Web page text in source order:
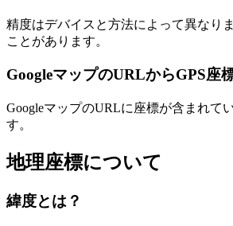
精度はデバイスと方法によって異なり
ことがあります。
GoogleマップのURLからGPS座
GoogleマップのURLに座標が含まれて
す。
地理座標について
緯度とは？